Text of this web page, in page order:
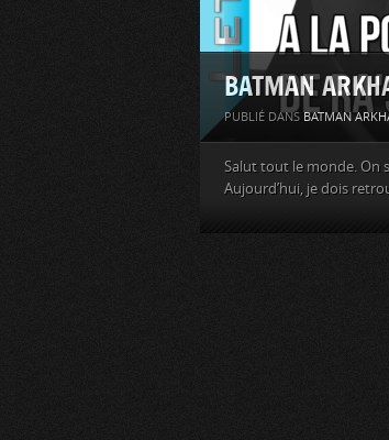
BATMAN
PUBLIÉ DANS BATMAN
Salut tout le monde. On
Aujourd’hui, je dois